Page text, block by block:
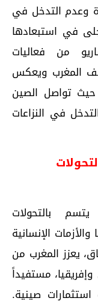
وعدم التدخل في
في استبعادها
من فعاليات
المغرب ويعكس
حيث تواصل الصين
في النزاعات
بالتحولات
الإنسانية
يعزز المغرب من
مستفيداً
صينية.